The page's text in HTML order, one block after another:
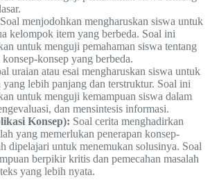
Soal menjodohkan mengharuskan siswa untuk
kelompok item yang berbeda. Soal ini
untuk menguji pemahaman siswa tentang
konsep yang berbeda.
uraian atau esai mengharuskan siswa untuk
lebih panjang dan terstruktur. Soal ini
untuk menguji kemampuan siswa dalam
dan mensintesis informasi.
Konsep): Soal cerita menghadirkan
yang memerlukan penerapan konsep-
dipelajari untuk menemukan solusinya. Soal
berpikir kritis dan pemecahan masalah
yang lebih nyata.